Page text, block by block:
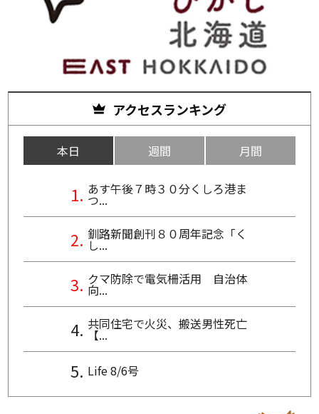
アクセスランキング
本日 週間 月間
あす午後７時３０分くしろ港ま
つ...
釧路新聞創刊８０周年記念「く
し...
クマ防除で電気柵活用 自治体
向...
共同住宅で火災、搬送男性死亡
【...
Life 8/6号